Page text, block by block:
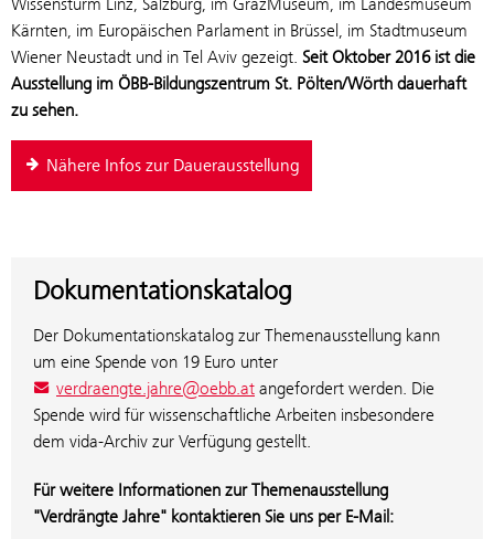
Wissensturm Linz, Salzburg, im GrazMuseum, im Landesmuseum
Kärnten, im Europäischen Parlament in Brüssel, im Stadtmuseum
Wiener Neustadt und in Tel Aviv gezeigt. Seit Oktober 2016 ist die
Ausstellung im ÖBB-Bildungszentrum St. Pölten/Wörth dauerhaft
zu sehen.
Nähere Infos zur Dauerausstellung
Dokumentationskatalog
Der Dokumentationskatalog zur Themenausstellung kann
um eine Spende von 19 Euro unter
verdraengte.jahre@oebb.at angefordert werden. Die
Spende wird für wissenschaftliche Arbeiten insbesondere
dem vida-Archiv zur Verfügung gestellt.
Für weitere Informationen zur Themenausstellung
"Verdrängte Jahre" kontaktieren Sie uns per E-Mail: